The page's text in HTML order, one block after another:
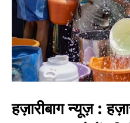
हज़ारीबाग न्यूज़ :